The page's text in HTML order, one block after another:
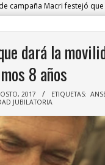
campaña Macri festejó
dará la
8 años
2017 ETIQUETAS:
JUBILATORIA